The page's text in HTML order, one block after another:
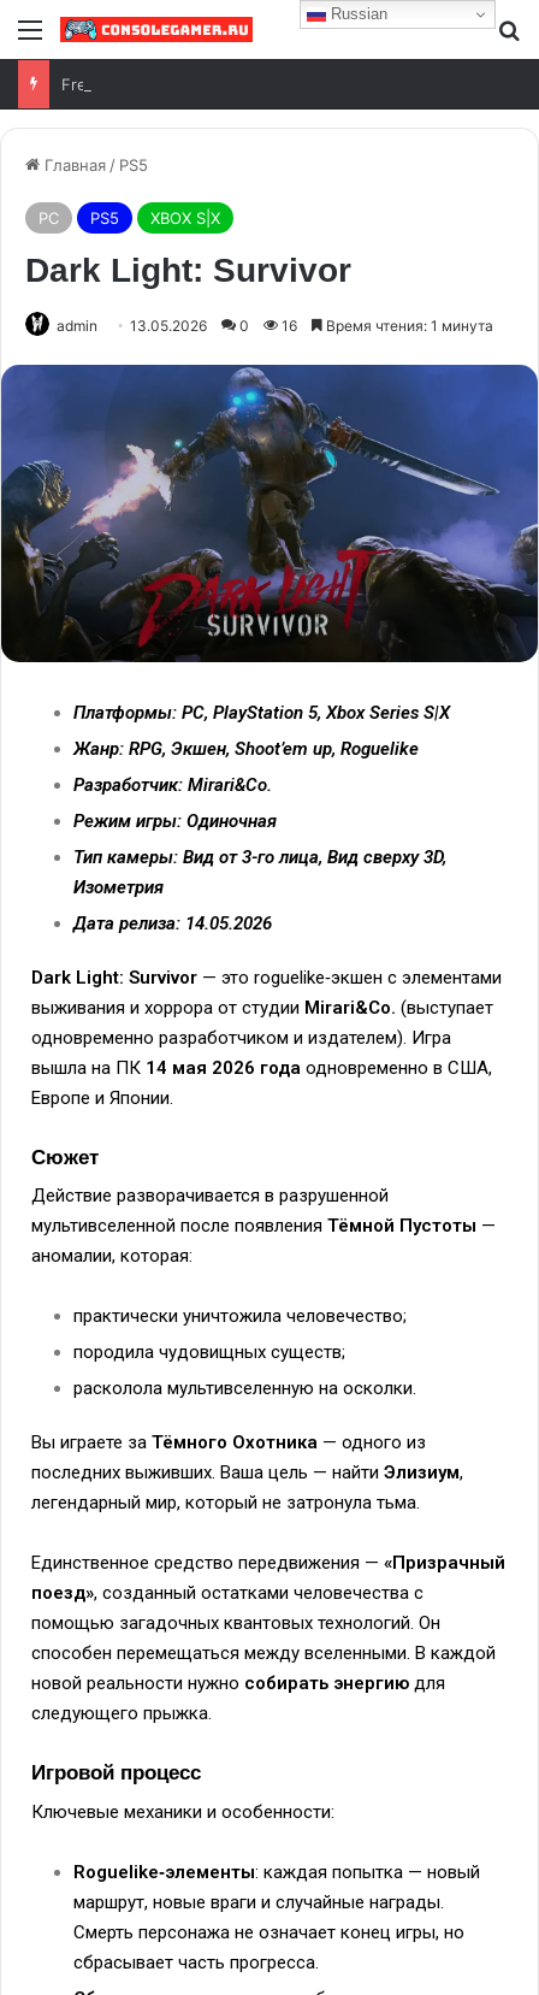
Free Play Days на Xbox с 6 по 9 августа 2026 года
Главная / PS5
PC PS5 XBOX S|X
Dark Light: Survivor
admin 13.05.2026 0 16 Время чтения: 1 минута
Платформы: PC, PlayStation 5, Xbox Series S|X
Жанр: RPG, Экшен, Shoot’em up, Roguelike
Разработчик: Mirari&Co.
Режим игры: Одиночная
Тип камеры: Вид от 3-го лица, Вид сверху 3D,
Изометрия
Дата релиза: 14.05.2026
Dark Light: Survivor — это roguelike‑экшен с элементами
выживания и хоррора от студии Mirari&Co. (выступает
одновременно разработчиком и издателем). Игра
вышла на ПК 14 мая 2026 года одновременно в США,
Европе и Японии.
Сюжет
Действие разворачивается в разрушенной
мультивселенной после появления Тёмной Пустоты —
аномалии, которая:
практически уничтожила человечество;
породила чудовищных существ;
расколола мультивселенную на осколки.
Вы играете за Тёмного Охотника — одного из
последних выживших. Ваша цель — найти Элизиум,
легендарный мир, который не затронула тьма.
Единственное средство передвижения — «Призрачный
поезд», созданный остатками человечества с
помощью загадочных квантовых технологий. Он
способен перемещаться между вселенными. В каждой
новой реальности нужно собирать энергию для
следующего прыжка.
Игровой процесс
Ключевые механики и особенности:
Roguelike‑элементы: каждая попытка — новый
маршрут, новые враги и случайные награды.
Смерть персонажа не означает конец игры, но
сбрасывает часть прогресса.
Russian